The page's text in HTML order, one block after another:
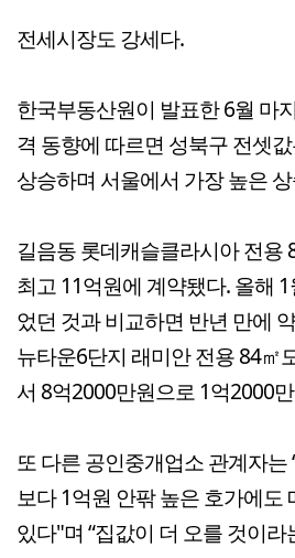
전세시장도 강세다.
한국부동산원이 발표한 6월 마
격 동향에 따르면 성북구 전셋
상승하며 서울에서 가장 높은
길음동 롯데캐슬클라시아 전용
최고 11억원에 계약됐다. 올해
었던 것과 비교하면 반년 만에
뉴타운6단지 래미안 전용 84㎡
서 8억2000만원으로 1억2000
또 다른 공인중개업소 관계자는
보다 1억원 안팎 높은 호가에도
있다"며 “집값이 더 오를 것이